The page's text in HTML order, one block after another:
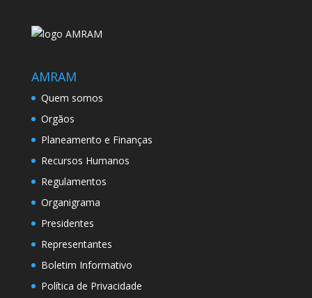
AMRAM
Quem somos
Orgãos
Planeamento e Finanças
Recursos Humanos
Regulamentos
Organigrama
Presidentes
Representantes
Boletim Informativo
Política de Privacidade